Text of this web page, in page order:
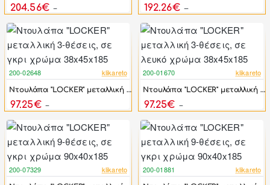
204.56€ 192.26€
-46%
200-02648 klikareto
Ντουλάπα "LOCKER" μεταλλική 3-θέσεις, σε γκρι χρώμα 38x45x185
97.25€
-46%
200-01670 klikareto
Ντουλάπα "LOCKER" μεταλλική 3-θέσεις, σε λευκό χρώμα 38x45x185
97.25€
-46%
200-07329 klikareto -46%
200-01881 klikareto